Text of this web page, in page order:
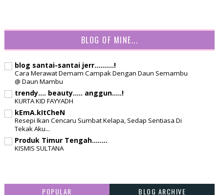
BLOG OF MINE...
blog santai-santai jerr..........!
Cara Merawat Demam Campak Dengan Daun Semambu
@ Daun Mambu
trendy.... beauty..... anggun.....!
KURTA KID FAYYADH
kEmA.kItCheN
Resepi Ikan Cencaru Sumbat Kelapa, Sedap Sentiasa Di
Tekak Aku...
Produk Timur Tengah........
KISMIS SULTANA
POPULAR BLOG ARCHIVE